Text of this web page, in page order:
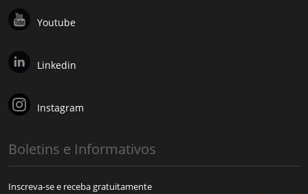
Youtube
Linkedin
Instagram
Boletins e Informativos
Inscreva-se e receba gratuitamente